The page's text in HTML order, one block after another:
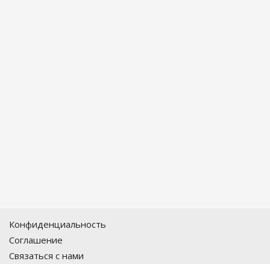
Конфиденциальность
Соглашение
Связаться с нами